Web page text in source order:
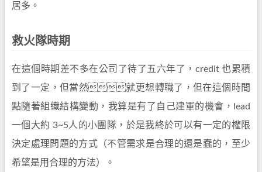
居多。
救火隊時期
在這個時期差不多在公司了待了五六年了，credit 也累積
到了一定，但當然就更想轉職了，但在這個時間
點隨著組織結構變動，我算是有了自己建軍的機會，lead
一個大約 3~5人的小團隊，於是我終於可以有一定的權限
決定處理問題的方式（不管需求是合理的還是蠢的，至少
希望是用合理的方法）。